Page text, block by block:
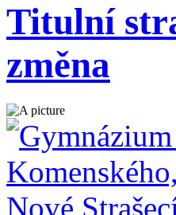
Titulní
změna